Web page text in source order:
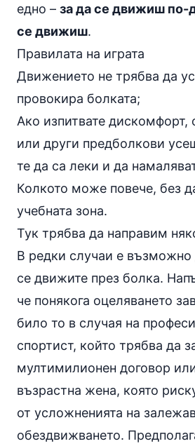
едно – за да се движиш по-
се движиш.
Правилата на играта
Движението не трябва да
провокира болката;
Ако изпитвате дискомфорт,
или други предболкови
те да са леки и да
Колкото може повече, без
учебната зона.
Тук трябва да направим
В редки случаи е
се движите през болка.
че понякога оцеляването
било то в случая на
спортист, който трябва да
мултимилионен договор
възрастна жена, която
от усложненията на
обездвижването.